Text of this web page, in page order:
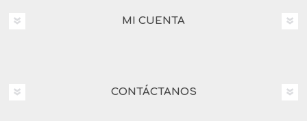
MI CUENTA
CONTÁCTANOS